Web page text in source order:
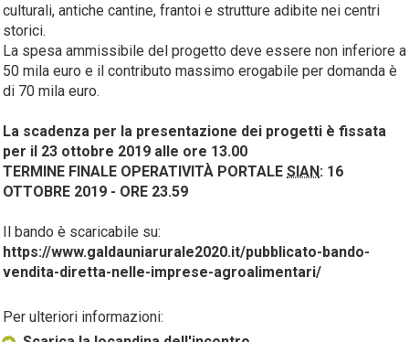
culturali, antiche cantine, frantoi e strutture adibite nei centri
storici.
La spesa ammissibile del progetto deve essere non inferiore a
50 mila euro e il contributo massimo erogabile per domanda è
di 70 mila euro.
La scadenza per la presentazione dei progetti è fissata
per il 23 ottobre 2019 alle ore 13.00
TERMINE FINALE OPERATIVITÀ PORTALE SIAN: 16
OTTOBRE 2019 - ORE 23.59
Il bando è scaricabile su:
https://www.galdauniarurale2020.it/pubblicato-bando-
vendita-diretta-nelle-imprese-agroalimentari/
Per ulteriori informazioni: